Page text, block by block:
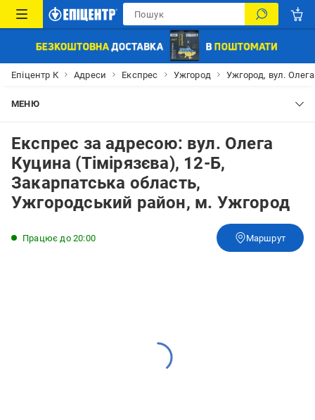
Епіцентр К Адреси Експрес Ужгород Ужгород, вул.
МЕНЮ
Експрес за адресою: вул. Олега
Куцина (Тімірязєва), 12-Б,
Закарпатська область,
Ужгородський район, м. Ужгород
Працює до 20:00 Маршрут